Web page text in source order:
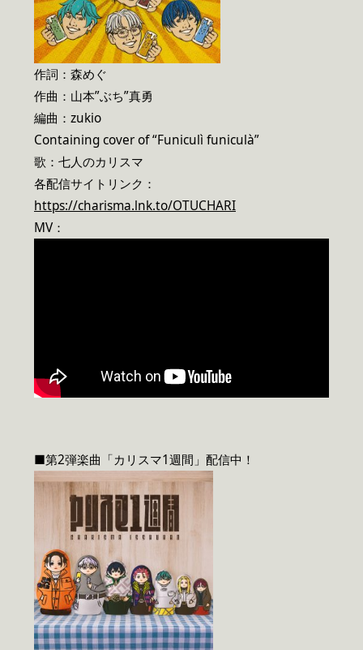
作詞：森めぐ
作曲：山本”ぶち”真勇
編曲：zukio
Containing cover of “Funiculì funiculà”
歌：七人のカリスマ
各配信サイトリンク：
https://charisma.lnk.to/OTUCHARI
MV：
■第2弾楽曲「カリスマ1週間」配信中！